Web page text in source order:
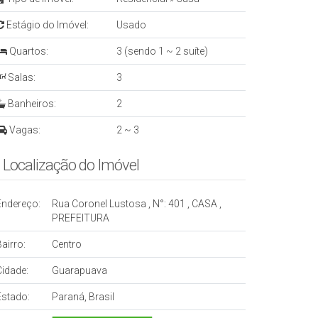
Estágio do Imóvel: Usado
Quartos: 3 (sendo 1 ~ 2 suíte)
Salas: 3
Banheiros: 2
Vagas: 2 ~ 3
Localização do Imóvel
Rua Coronel Lustosa N°: 401 CASA
PREFEITURA
Centro
Guarapuava
Paraná, Brasil